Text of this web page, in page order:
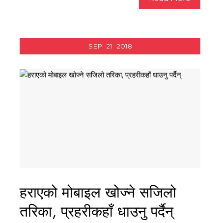
SEP 21 2018
हराएको मोबाइल खोज्ने सजिलो
तरिका, प्रहरीकहाँ धाउनु पर्दैन्